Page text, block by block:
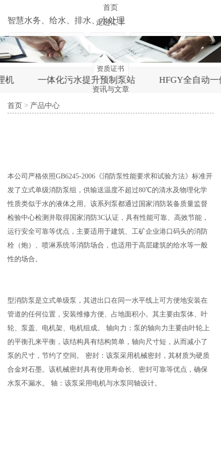
首页
走进汇丰
汇丰简介 汇丰文化 各地分公司 联系方式
资质证书
资讯与文章
行业资讯
水泵 消防 其他 隔油 化粪池
老小区改造 自来水厂应用 智能化应用 美丽乡村应用
市政应用 餐饮应用 别墅底跃应用 高层建筑应用
售前咨询 售后服务 营销网络 电子画册 客户案例
社会责任
智慧水务、给水、排水、水处理
一体化污水提升预制泵站 HFGY全自动一
首页 > 产品中心
本公司严格依照GB6245-2006《消防泵性能要求和试验方法》标准开
发了立式单级消防泵组，供输送温度不超过80℃的清水及物理化学
性质类似于水的液体之用。该系列泵都通过国家消防装备质量监督
检验中心检测并取得国家消防3C认证，具有性能可靠、高效节能，
运行安全可靠等优点，主要适用于建筑、工矿企业港口码头的消防
栓（炮）、喷淋系统等消防场合，也适用于高层建筑的给水等一般
性的场合。
型消防泵是立式单级泵，其进出口在同一水平线上可方便地安装在
管道的任何位置，安装维修方便、占地面积小。其主要由泵体、叶
轮、泵盖、电机架、电机组成。 轴向力：泵的轴向力主要由叶轮上
的平衡孔来平衡，该结构具有结构简单，轴向尺寸短，从而减小了
泵的尺寸，节约了空间。 密封：该泵采用机械密封，其材质为硬质
合金对石墨。该机械密封具有使用寿命长、密封可靠等优点，确保
水泵不漏水。 轴：该泵采用电机与水泵同轴设计。